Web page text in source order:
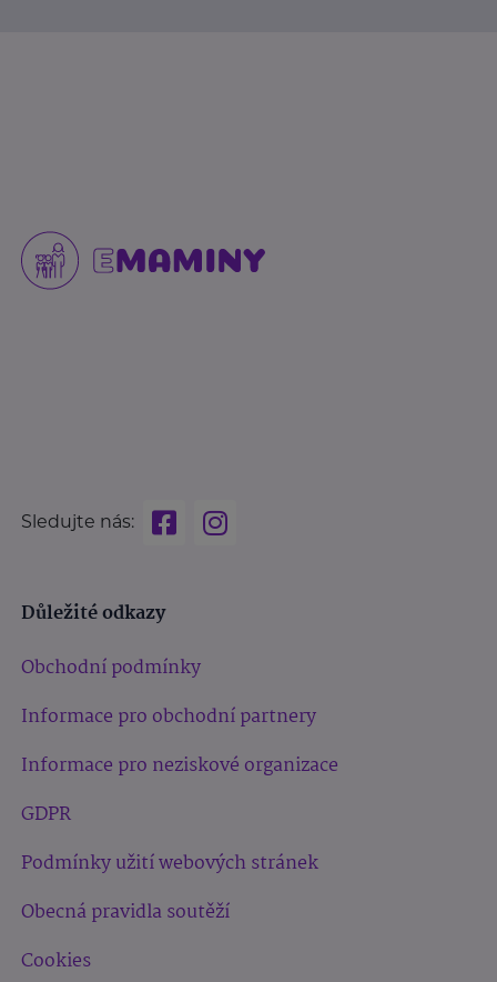
Sledujte nás:
Důležité odkazy
Obchodní podmínky
Informace pro obchodní partnery
Informace pro neziskové organizace
GDPR
Podmínky užití webových stránek
Obecná pravidla soutěží
Cookies